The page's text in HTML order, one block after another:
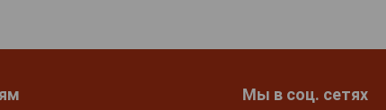
Мы в соц. сетях